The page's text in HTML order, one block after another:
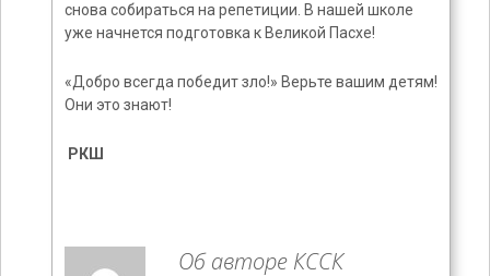
снова собираться на репетиции. В нашей школе
уже начнется подготовка к Великой Пасхе!
«Добро всегда победит зло!» Верьте вашим детям!
Они это знают!
РКШ
Об авторе КССК